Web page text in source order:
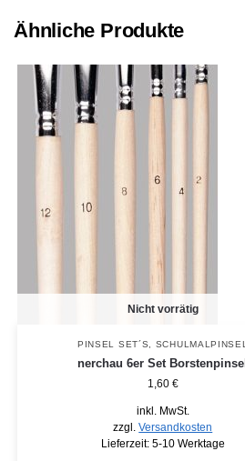
Ähnliche Produkte
Nicht vorrätig
PINSEL SET´S SCHULMALPINSEL
nerchau 6er Set Borstenpinsel
1,60 €
inkl. MwSt.
zzgl.Versandkosten
Lieferzeit: 5-10 Werktage